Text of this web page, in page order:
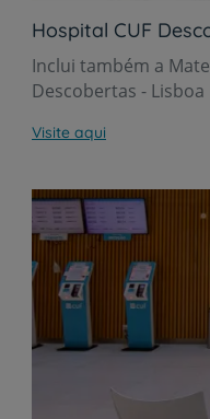
Hospital CUF
Inclui também a
Descobertas - Lisboa
Visite aqui